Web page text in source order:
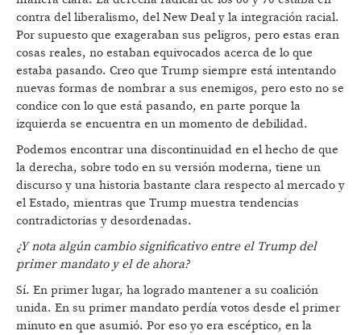
contra del liberalismo, del New Deal y la integración racial.
Por supuesto que exageraban sus peligros, pero estas eran
cosas reales, no estaban equivocados acerca de lo que
estaba pasando. Creo que Trump siempre está intentando
nuevas formas de nombrar a sus enemigos, pero esto no se
condice con lo que está pasando, en parte porque la
izquierda se encuentra en un momento de debilidad.
Podemos encontrar una discontinuidad en el hecho de que
la derecha, sobre todo en su versión moderna, tiene un
discurso y una historia bastante clara respecto al mercado y
el Estado, mientras que Trump muestra tendencias
contradictorias y desordenadas.
¿Y nota algún cambio significativo entre el Trump del
primer mandato y el de ahora?
Sí. En primer lugar, ha logrado mantener a su coalición
unida. En su primer mandato perdía votos desde el primer
minuto en que asumió. Por eso yo era escéptico, en la